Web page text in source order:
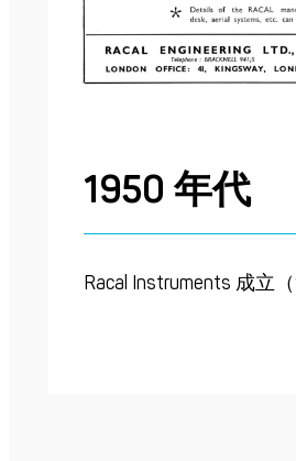
1950 年代
Racal Instruments 成立